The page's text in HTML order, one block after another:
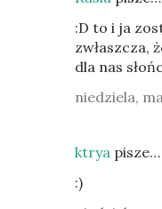
:D to i ja
zwłaszcza,
dla nas
niedziela,
ktrya pisze…
:)